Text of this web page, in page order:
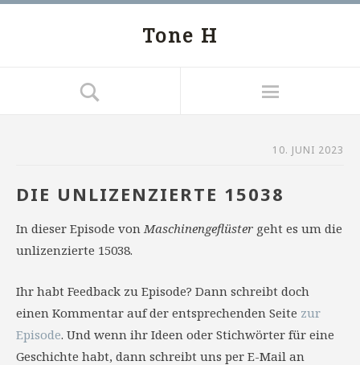
Tone H
10. JUNI 2023
DIE UNLIZENZIERTE 15038
In dieser Episode vonMaschinengeflüster geht es um die
unlizenzierte 15038.
Ihr habt Feedback zu Episode? Dann schreibt doch
einen Kommentar auf der entsprechenden Seite zur
Episode. Und wenn ihr Ideen oder Stichwörter für eine
Geschichte habt, dann schreibt uns per E-Mail an